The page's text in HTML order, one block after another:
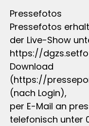
Pressefotos
Pressefotos
der Live-Show
https://
Download
(https://
(nach Login),
per E-Mail an
telefonisch unter